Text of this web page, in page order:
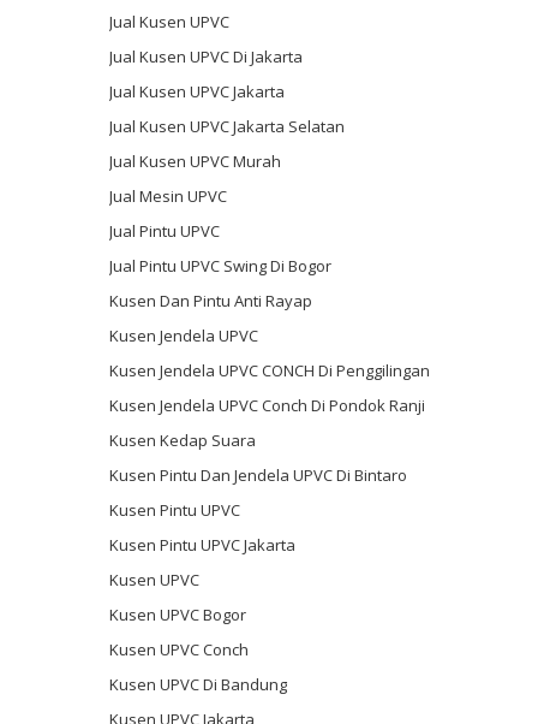
Jual Kusen UPVC
Jual Kusen UPVC Di Jakarta
Jual Kusen UPVC Jakarta
Jual Kusen UPVC Jakarta Selatan
Jual Kusen UPVC Murah
Jual Mesin UPVC
Jual Pintu UPVC
Jual Pintu UPVC Swing Di Bogor
Kusen Dan Pintu Anti Rayap
Kusen Jendela UPVC
Kusen Jendela UPVC CONCH Di Penggilingan
Kusen Jendela UPVC Conch Di Pondok Ranji
Kusen Kedap Suara
Kusen Pintu Dan Jendela UPVC Di Bintaro
Kusen Pintu UPVC
Kusen Pintu UPVC Jakarta
Kusen UPVC
Kusen UPVC Bogor
Kusen UPVC Conch
Kusen UPVC Di Bandung
Kusen UPVC Jakarta